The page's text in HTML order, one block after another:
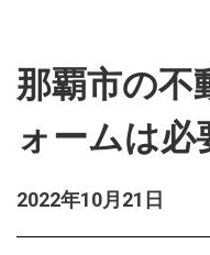
那覇市の不
ォームは必
2022年10月21日